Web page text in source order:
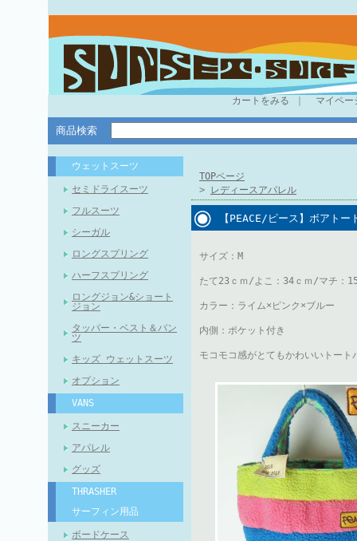
カートをみる マイペー
商品検索
ウェットスーツ
セミドライスーツ
フルスーツ
シーガル
ロングスプリング
ハーフスプリング
ロングジョン&ショート
ジョン
タッパー・ベスト＆パン
ツ
キッズ ウェットスーツ
オプション
VANS
スニーカー
アパレル
グッズ
THRASHER
サーフィン用品
ボードケース
TOPページ
>
レディースアパレル
【PEACE/ピース】ボアト
サイズ：M
たて23ｃｍ/よこ：34ｃｍ/マチ：
カラー：ライム×ピンク×ブルー
内側：ポケット付き
モコモコ感がとてもかわいいトート